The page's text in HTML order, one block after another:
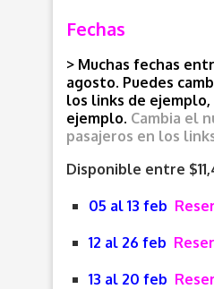
Fechas
> Muchas fechas
agosto. Puedes
los links de ejemplo,
ejemplo. Cambia el
pasajeros en los
Disponible entre
05 al 13 feb
12 al 26 feb
13 al 20 feb